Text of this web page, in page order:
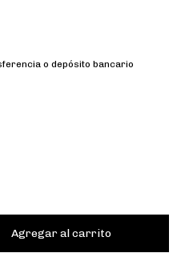
o depósito bancario